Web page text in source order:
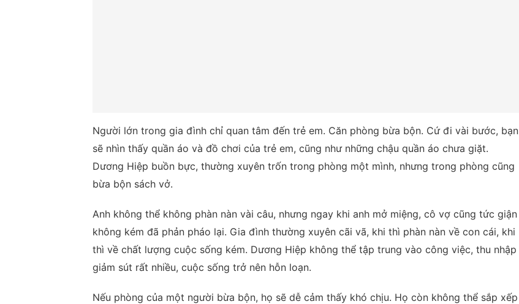
Người lớn trong gia đình chỉ quan tâm đến trẻ em. Căn phòng bừa bộn. Cứ đi vài bước, bạn
sẽ nhìn thấy quần áo và đồ chơi của trẻ em, cũng như những chậu quần áo chưa giặt.
Dương Hiệp buồn bực, thường xuyên trốn trong phòng một mình, nhưng trong phòng cũng
bừa bộn sách vở.
Anh không thể không phàn nàn vài câu, nhưng ngay khi anh mở miệng, cô vợ cũng tức giận
không kém đã phản pháo lại. Gia đình thường xuyên cãi vã, khi thì phàn nàn về con cái, khi
thì về chất lượng cuộc sống kém. Dương Hiệp không thể tập trung vào công việc, thu nhập
giảm sút rất nhiều, cuộc sống trở nên hỗn loạn.
Nếu phòng của một người bừa bộn, họ sẽ dễ cảm thấy khó chịu. Họ còn không thể sắp xếp